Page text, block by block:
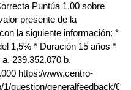
Puntúa 1,00 sobre
presente de la
la siguiente información: *
1,5% * Duración 15 años *
239.352.070 b.
https:/www.centro-
question/generalfeedback/